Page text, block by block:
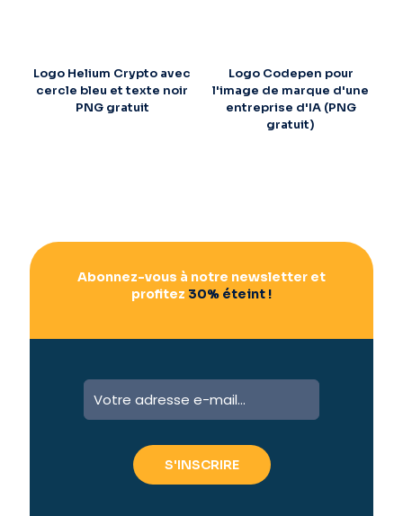
Logo Helium Crypto avec
cercle bleu et texte noir
PNG gratuit
Logo Codepen pour
l'image de marque d'une
entreprise d'IA (PNG
gratuit)
Abonnez-vous à notre newsletter et
profitez 30% éteint !